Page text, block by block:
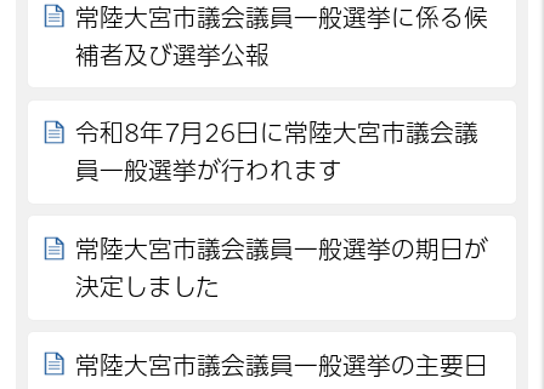
常陸大宮市議会議員一般選挙に係る候
補者及び選挙公報
令和8年7月26日に常陸大宮市議会議
員一般選挙が行われます
常陸大宮市議会議員一般選挙の期日が
決定しました
常陸大宮市議会議員一般選挙の主要日